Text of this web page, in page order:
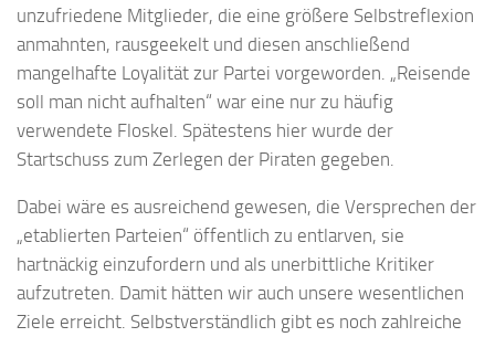
unzufriedene Mitglieder, die eine größere Selbstreflexion
anmahnten, rausgeekelt und diesen anschließend
mangelhafte Loyalität zur Partei vorgeworden. „Reisende
soll man nicht aufhalten“ war eine nur zu häufig
verwendete Floskel. Spätestens hier wurde der
Startschuss zum Zerlegen der Piraten gegeben.
Dabei wäre es ausreichend gewesen, die Versprechen der
„etablierten Parteien“ öffentlich zu entlarven, sie
hartnäckig einzufordern und als unerbittliche Kritiker
aufzutreten. Damit hätten wir auch unsere wesentlichen
Ziele erreicht. Selbstverständlich gibt es noch zahlreiche